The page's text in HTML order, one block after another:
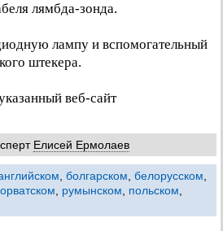
лямбда-зонда.
лампу и вспомогательный
штекера.
веб-сайт
Елисей Ермолаев
болгарском белорусском
румынском польском